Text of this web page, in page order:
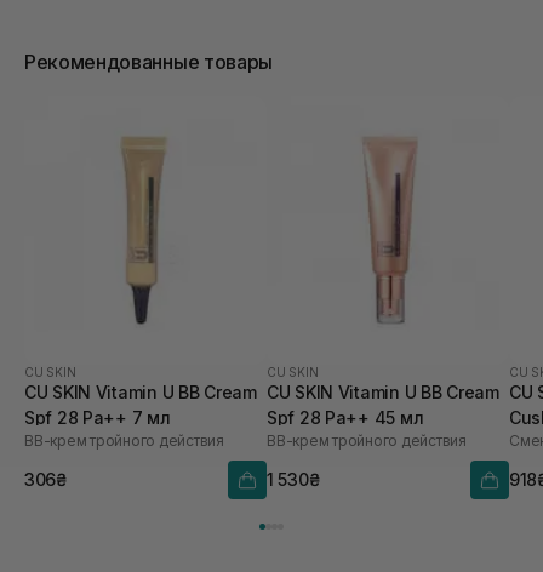
Рекомендованные товары
CU SKIN
CU SKIN Vitamin U BB Cream
Spf 28 Pa++ 7 мл
BB-крем тройного действия
306₴
CU SKIN
CU SKIN Vitamin U BB Cream
Spf 28 Pa++ 45 мл
BB-крем тройного действия
1 530₴
CU
CU
21